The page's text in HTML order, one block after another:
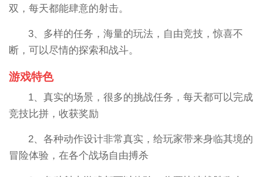
双，每天都能肆意的射击。
3、多样的任务，海量的玩法，自由竞技，惊喜不
断，可以尽情的探索和战斗。
游戏特色
1、真实的场景，很多的挑战任务，每天都可以完成
竞技比拼，收获奖励
2、各种动作设计非常真实，给玩家带来身临其境的
冒险体验，在各个战场自由搏杀